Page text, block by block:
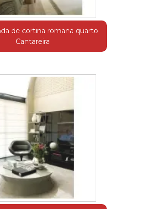
de cortina romana quarto
Cantareira